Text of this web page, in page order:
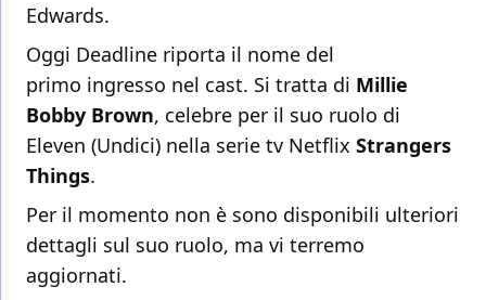
Edwards.
Oggi Deadline riporta il nome del
primo ingresso nel cast. Si tratta di Millie
Bobby Brown, celebre per il suo ruolo di
Eleven (Undici) nella serie tv Netflix Strangers
Things.
Per il momento non è sono disponibili ulteriori
dettagli sul suo ruolo, ma vi terremo
aggiornati.